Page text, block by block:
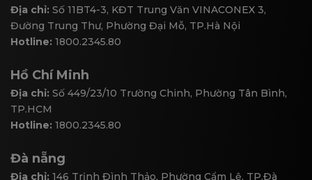
Địa chỉ: Số 11BT4-3, KĐT Trung Văn VINACONEX 3,
Đường Trung Thư, Phường Đại Mỗ, TP.Hà Nội
Hotline: 1800.2345.80
Hồ Chí Minh
Địa chỉ: Số 449/23/10 Trường Chinh, Phường Tân Bình,
TP.HCM
Hotline: 1800.2345.80
Đà nẵng
Địa chỉ: 146 Trịnh Đình Thảo, Phường Cẩm Lệ, TP.Đà